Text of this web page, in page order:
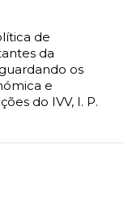
de
da
os
e
do IVV, I. P.